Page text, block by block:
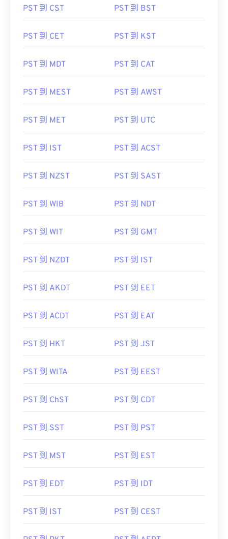
PST 到 CST PST 到 BST
PST 到 CET PST 到 KST
PST 到 MDT PST 到 CAT
PST 到 MEST PST 到 AWST
PST 到 MET PST 到 UTC
PST 到 IST PST 到 ACST
PST 到 NZST PST 到 SAST
PST 到 WIB PST 到 NDT
PST 到 WIT PST 到 GMT
PST 到 NZDT PST 到 IST
PST 到 AKDT PST 到 EET
PST 到 ACDT PST 到 EAT
PST 到 HKT PST 到 JST
PST 到 WITA PST 到 EEST
PST 到 ChST PST 到 CDT
PST 到 SST PST 到 PST
PST 到 MST PST 到 EST
PST 到 EDT PST 到 IDT
PST 到 IST PST 到 CEST